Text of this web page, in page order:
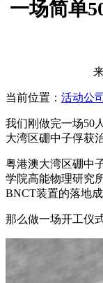
一场简单
当前位置： 活动公司
我们刚做完一场50
大湾区硼中子俘获
粤港澳大湾区硼中
学院高能物理研究
BNCT装置的落地成
那么做一场开工仪